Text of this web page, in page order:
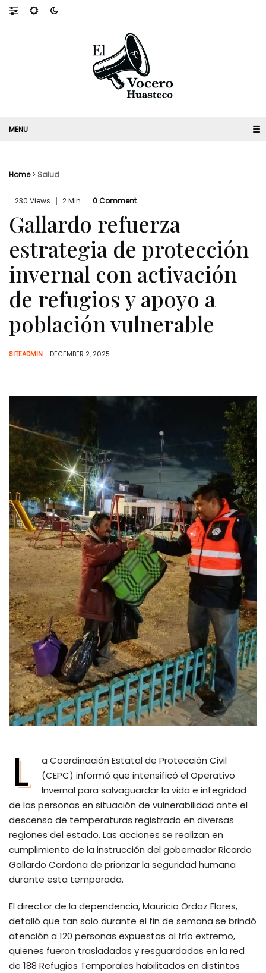
☰
Home> Salud
230 Views 2 Min 0 Comment
Gallardo refuerza
estrategia de protección
invernal con activación
de refugios y apoyo a
población vulnerable
SITEADMIN- DECEMBER 2, 2025
L
a Coordinación Estatal de Protección Civil
(CEPC) informó que intensificó el Operativo
Invernal para salvaguardar la vida e integridad
de las personas en situación de vulnerabilidad ante el
descenso de temperaturas registrado en diversas
regiones del estado. Las acciones se realizan en
cumplimiento de la instrucción del gobernador Ricardo
Gallardo Cardona de priorizar la seguridad humana
durante esta temporada.
El director de la dependencia, Mauricio Ordaz Flores,
detalló que tan solo durante el fin de semana se brindó
atención a 120 personas expuestas al frío extremo,
quienes fueron trasladadas y resguardadas en la red
de 188 Refugios Temporales habilitados en distintos